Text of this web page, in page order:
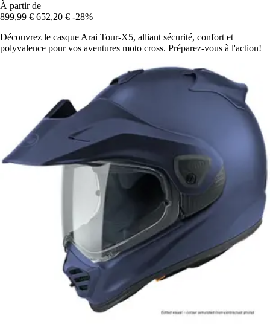
À partir de
899,99 € 652,20 € -28%
Découvrez le casque Arai Tour-X5, alliant sécurité, confort et
polyvalence pour vos aventures moto cross. Préparez-vous à l'action!